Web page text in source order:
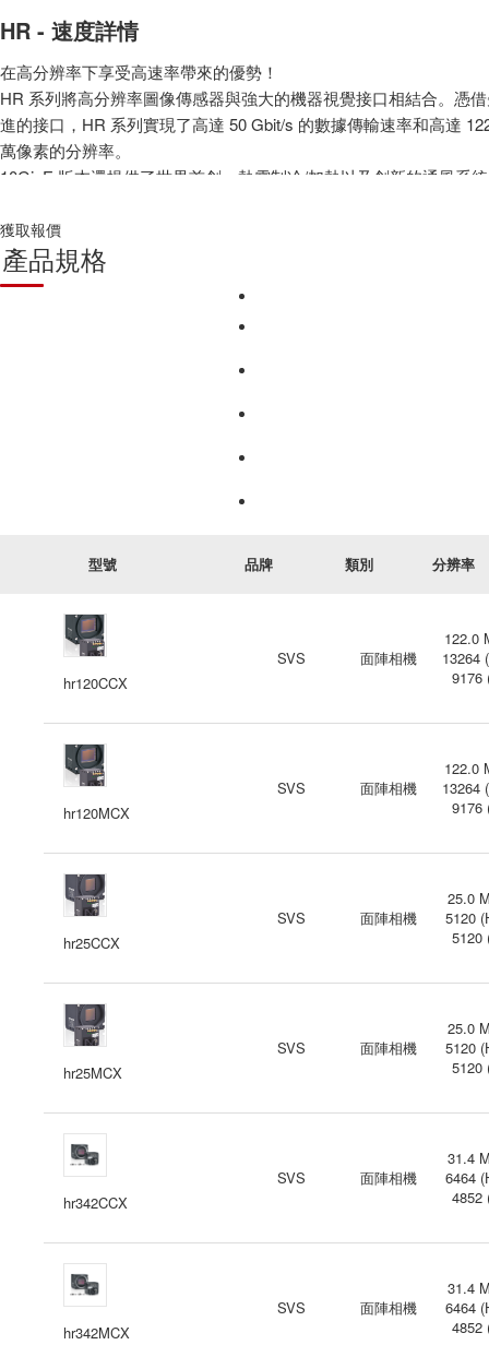
HR - 速度詳情
在高分辨率下享受高速率帶來的優勢！
HR 系列將高分辨率圖像傳感器與強大的機器視覺接口相結合。憑
進的接口，HR 系列實現了高達 50 Gbit/s 的數據傳輸速率和高達
萬像素的分辨率。
10GigE 版本還提供了世界首創：熱電制冷/加熱以及創新的通風系
高達 50 Gbit/s 的數據傳輸速率和高達 12200 萬像素的分辨率
熱電制冷（TEC）和加熱，配備先進的防塵通風系統，確保傳感
提供 10GigE Vision、CameraLink、CoaXpress 和
獲取報價
產品規格
型號 品牌 類別 分辨率
hr120CCX
SVS 面陣相機
122.0
13264
9176
hr120MCX
SVS 面陣相機
122.0
13264
9176
hr25CCX
SVS 面陣相機
25.0
5120
5120
hr25MCX
SVS 面陣相機
25.0
5120
5120
hr342CCX
SVS 面陣相機
31.4
6464
4852
hr342MCX
SVS 面陣相機
31.4
6464
4852